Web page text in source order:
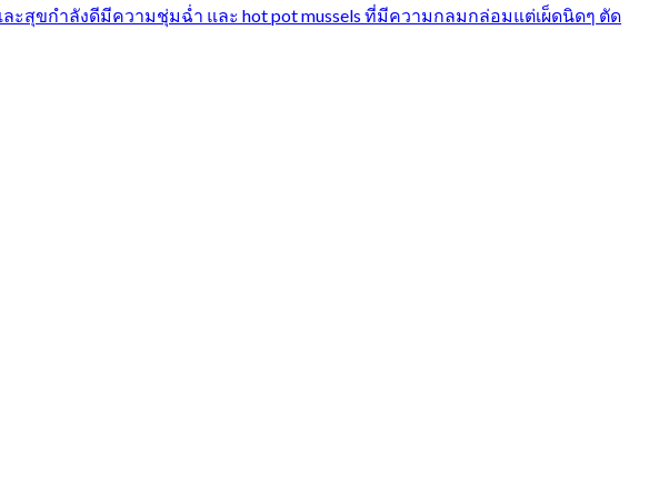
ะสุขกำลังดีมีความชุ่มฉ่ำ​ และ hot pot mussels ที่มีความกลมกล่อม​แต่เผ็ดนิดๆ ตัด